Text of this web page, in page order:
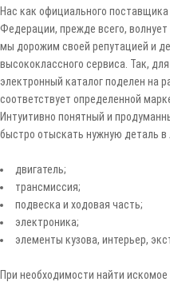
Нас как официального
Федерации, прежде всего,
мы дорожим своей репутацией и
высококлассного сервиса. Так,
электронный каталог поделен на
соответствует определенной
Интуитивно понятный и
быстро отыскать нужную деталь
двигатель;
трансмиссия;
подвеска и ходовая часть;
электроника;
элементы кузова, интерьер,
При необходимости найти